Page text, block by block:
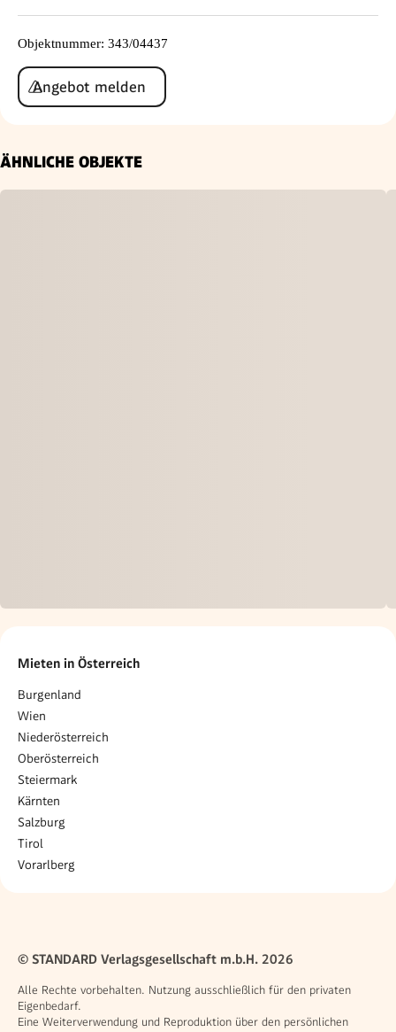
Objektnummer: 343/04437
Angebot melden
ÄHNLICHE OBJEKTE
Mieten in Österreich
Burgenland
Wien
Niederösterreich
Oberösterreich
Steiermark
Kärnten
Salzburg
Tirol
Vorarlberg
© STANDARD Verlagsgesellschaft m.b.H. 2026
Alle Rechte vorbehalten. Nutzung ausschließlich für den privaten
Eigenbedarf.
Eine Weiterverwendung und Reproduktion über den persönlichen